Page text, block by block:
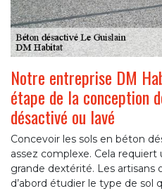
Notre entreprise DM
étape de la conception
désactivé ou lavé
Concevoir les sols en béton
assez complexe. Cela
grande dextérité. Les
d’abord étudier le type de sol